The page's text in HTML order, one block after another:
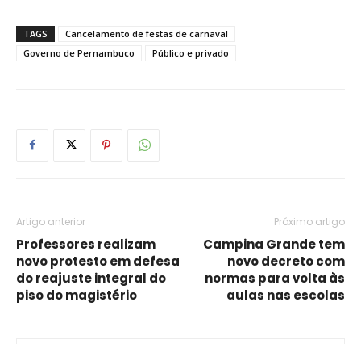
TAGS
Cancelamento de festas de carnaval
Governo de Pernambuco
Público e privado
Artigo anterior
Professores realizam
novo protesto em defesa
do reajuste integral do
piso do magistério
Próximo artigo
Campina Grande tem
novo decreto com
normas para volta às
aulas nas escolas